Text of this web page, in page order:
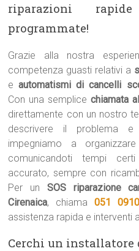
riparazioni
programmate!
Grazie alla nostra
competenza guasti relativi a
eautomatismi di cancelli
Con una semplicechiamata al
direttamente con un nostro
descrivere il problema
impegniamo a
comunicandoti tempi
accurato, sempre con
Per un SOS riparazione
Cirenaica, chiama 051
assistenza rapida e interventi
Cerchi un